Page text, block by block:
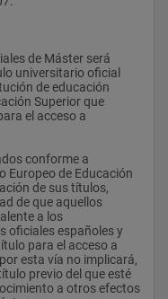
universitario oficial
de educación
Superior que
el acceso a
Europeo de Educación
de sus títulos,
de que aquellos
a los
oficiales españoles y
para el acceso a
esta vía no implicará,
previo del que esté
a otros efectos